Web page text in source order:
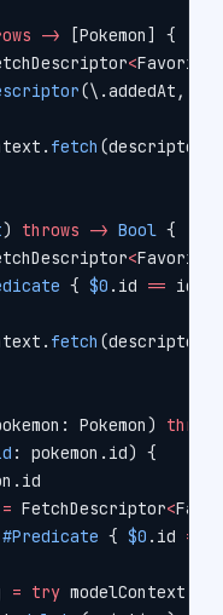
-> [Pokemon] {
<
(\.addedAt,
fetch (descriptor).
) throws -> Bool {
<
{ $0 .id == id }
fetch (descriptor).
Pokemon) throws
: pokemon.id) {
= FetchDescriptor<
#Predicate { $0 .id ==
= try modelContext.